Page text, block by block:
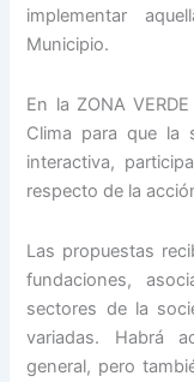
implementar
Municipio.
En la ZONA
Clima para que la
interactiva,
respecto de la
Las propuestas
fundaciones,
sectores de la
variadas. Habrá
general, pero